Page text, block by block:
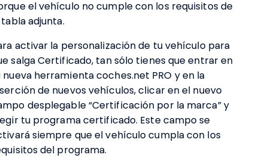
el vehículo no cumple con los requisitos de
tabla adjunta.
activar la personalización de tu vehículo para
salga Certificado, tan sólo tienes que entrar en
nueva herramienta coches.net PRO y en la
de nuevos vehículos, clicar en el nuevo
desplegable “Certificación por la marca” y
tu programa certificado. Este campo se
siempre que el vehículo cumpla con los
del programa.